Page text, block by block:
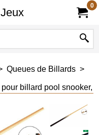
0
Queues de Billards >
billard pool snooker,